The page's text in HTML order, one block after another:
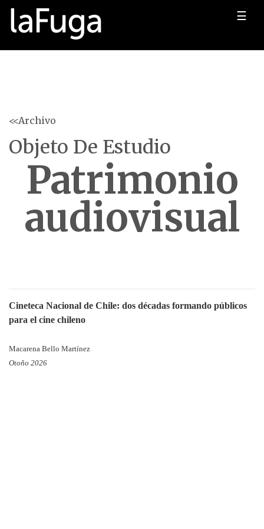
☰
<<Archivo
Objeto De Estudio
Patrimonio
audiovisual
Cineteca Nacional de Chile: dos décadas formando públicos
para el cine chileno
Macarena Bello Martínez
Otoño 2026